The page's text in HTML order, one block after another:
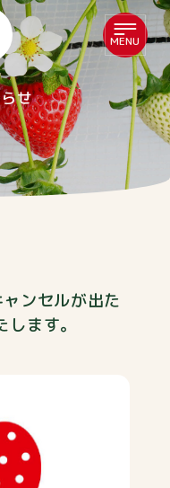
MENU
せ
ンセルが出た
ます。